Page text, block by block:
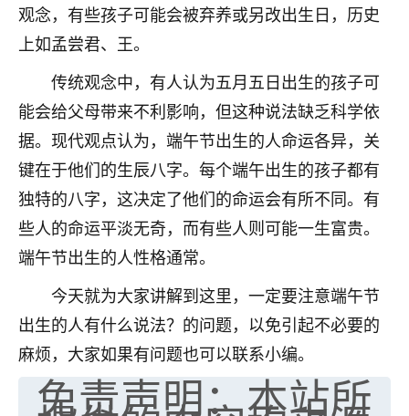
观念，有些孩子可能会被弃养或另改出生日，历史
上如孟尝君、王。
传统观念中，有人认为五月五日出生的孩子可
能会给父母带来不利影响，但这种说法缺乏科学依
据。现代观点认为，端午节出生的人命运各异，关
键在于他们的生辰八字。每个端午出生的孩子都有
独特的八字，这决定了他们的命运会有所不同。有
些人的命运平淡无奇，而有些人则可能一生富贵。
端午节出生的人性格通常。
今天就为大家讲解到这里，一定要注意端午节
出生的人有什么说法？的问题，以免引起不必要的
麻烦，大家如果有问题也可以联系小编。
免责声明：本站所
Jessica李
老师做不做超度法事？我想给我奶奶做超度，她今年
刚去世了。
七零老顽童：我母亲前年离世，刚开始我经常
做梦梦见她，后来也是朋友介绍，找到慧来老
师，安排了超度法事，做梦再也没有梦到过
了，一开始是半信半疑的，图个心安，给亡母
超度，现在看来，人不信也不行。
2天前 来自云南 11
优秀的张同学
老师收徒吗？？我对这些很感兴趣
2天前 来自山西 15